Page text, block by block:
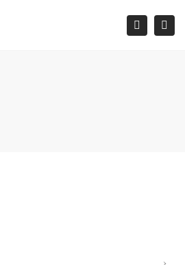
Search